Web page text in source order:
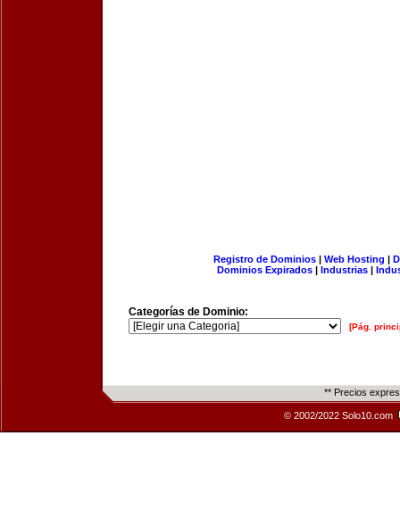
Registro de Dominios| Web Hosting |
Dominios Expirados | Industrias |
Categorías de Dominio:
[Pág.
** Precios
© 2002/2022 Solo10.com